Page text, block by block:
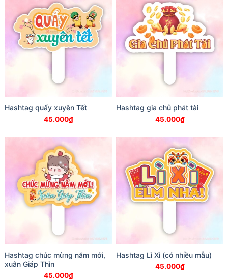
Hashtag quẩy xuyên Tết
45.000₫
Hashtag gia chủ phát tài
45.000₫
Hashtag chúc mừng năm mới,
xuân Giáp Thìn
45.000₫
Hashtag Lì Xì (có nhiều mẫu)
45.000₫